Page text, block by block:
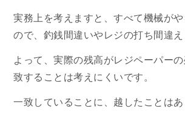
実務上を考えますと、すべて機械が
ので、釣銭間違いやレジの打ち間違え
よって、実際の残高がレジペーパー
致することは考えにくいです。
一致していることに、越したことはあ